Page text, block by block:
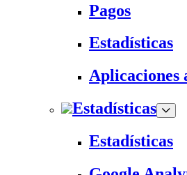
Pagos
Estadísticas
Aplicaciones
Estadísticas
Estadísticas